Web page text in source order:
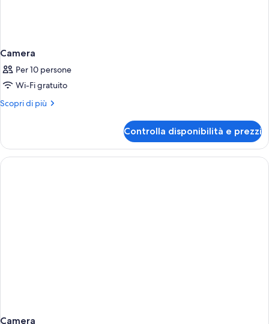
Camera
Per 10 persone
Wi-Fi gratuito
Scopri di più
Altri
Controlla disponibilità e prezzi
Camera